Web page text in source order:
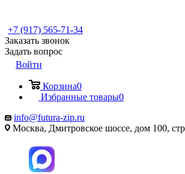
+7 (917) 565-71-34
Заказать звонок
Задать вопрос
Войти
Корзина0
Избранные товары0
info@futura-zip.ru
Москва, Дмитровское шоссе, дом 100,